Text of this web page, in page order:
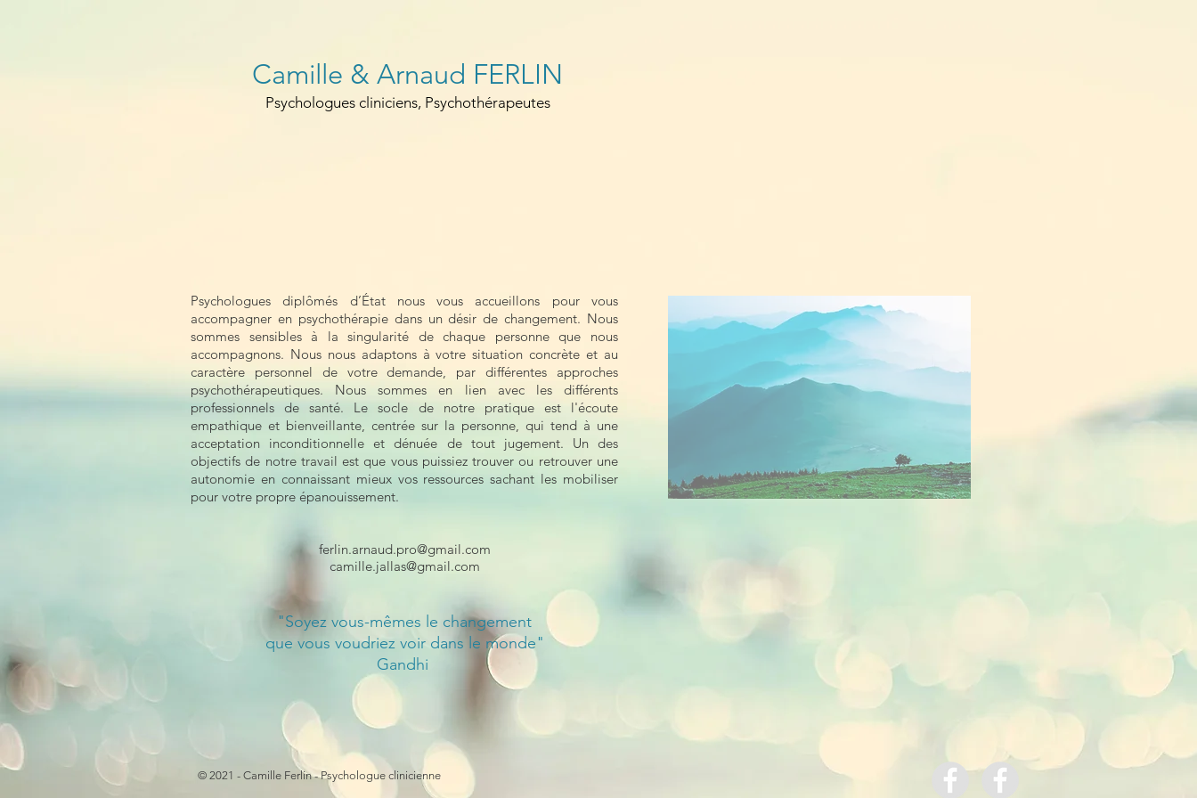
Camille & Arnaud FERLIN
Psychologues cliniciens, Psychothérapeutes
Psychologues diplômés d’État nous vous accueillons pour vous
accompagner en psychothérapie dans un désir de changement. Nous
sommes sensibles à la singularité de chaque personne que nous
accompagnons. Nous nous adaptons à votre situation concrète et au
caractère personnel de votre demande, par différentes approches
psychothérapeutiques. Nous sommes en lien avec les différents
professionnels de santé. Le socle de notre pratique est l'écoute
empathique et bienveillante, centrée sur la personne, qui tend à une
acceptation inconditionnelle et dénuée de tout jugement. Un des
objectifs de notre travail est que vous puissiez trouver ou retrouver une
autonomie en connaissant mieux vos ressources sachant les mobiliser
pour votre propre épanouissement.
ferlin.arnaud.pro@gmail.com
camille.jallas@gmail.com
"Soyez vous-mêmes le changement
que vous voudriez voir dans le monde"
Gandhi
© 2021 - Camille Ferlin - Psychologue clinicienne